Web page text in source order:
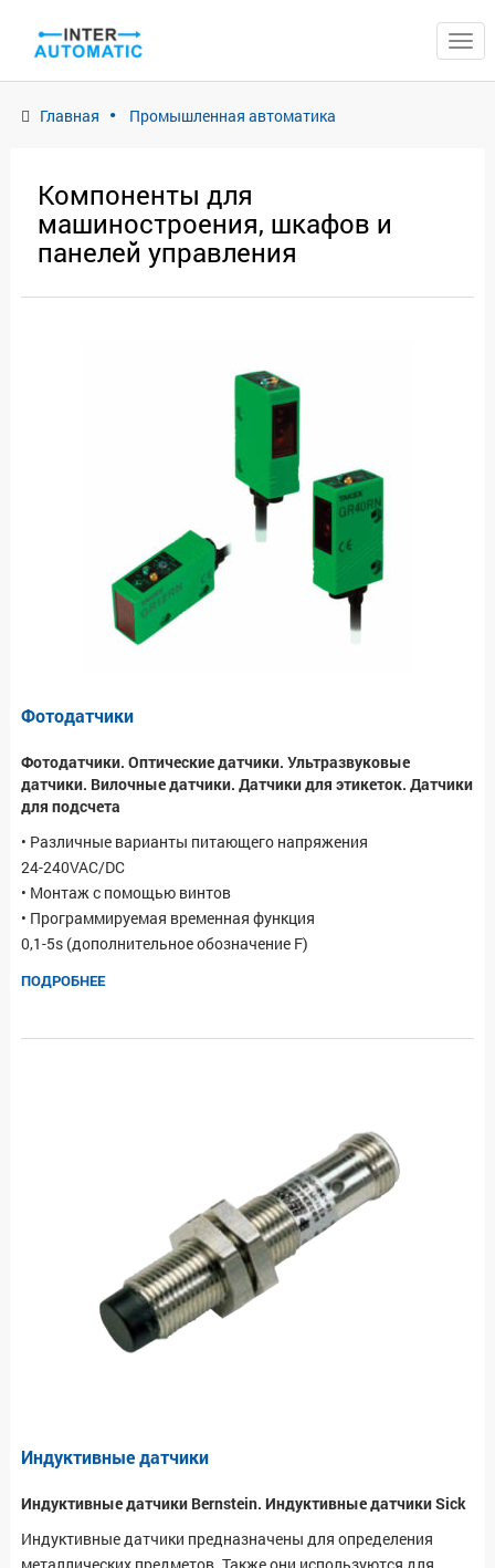
Главная Промышленная автоматика
Компоненты для
машиностроения, шкафов и
панелей управления
Фотодатчики
Фотодатчики. Оптические датчики. Ультразвуковые
датчики. Вилочные датчики. Датчики для этикеток. Датчики
для подсчета
• Различные варианты питающего напряжения
24-240VAC/DC
• Монтаж с помощью винтов
• Программируемая временная функция
0,1-5s (дополнительное обозначение F)
ПОДРОБНЕЕ
Индуктивные датчики
Индуктивные датчики Bernstein. Индуктивные датчики Sick
Индуктивные датчики предназначены для определения
ЗАКРЫТЬ